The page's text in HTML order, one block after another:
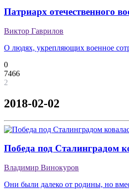
Патриарх отечественного
Виктор Гаврилов
О людях, укрепляющих военное
0
7466
2
2018-02-02
Победа под Сталинградом
Владимир Винокуров
Они были далеко от родины, но